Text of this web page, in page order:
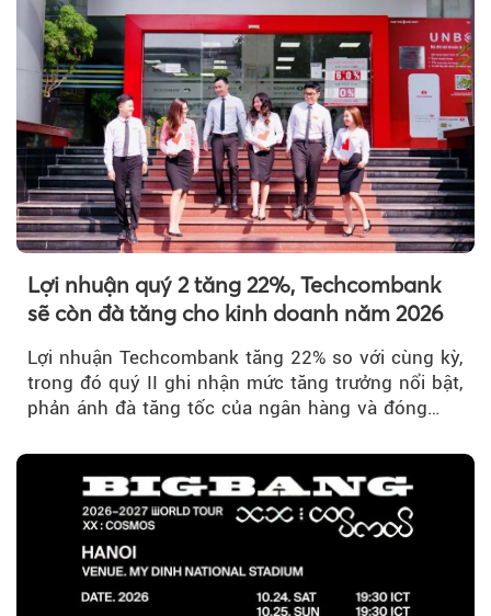
Lợi nhuận quý 2 tăng 22%, Techcombank
sẽ còn đà tăng cho kinh doanh năm 2026
Lợi nhuận Techcombank tăng 22% so với cùng kỳ,
trong đó quý II ghi nhận mức tăng trưởng nổi bật,
phản ánh đà tăng tốc của ngân hàng và đóng